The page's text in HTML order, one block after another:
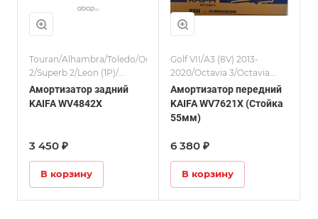
Touran/Alhambra/Toledo/Octavia
2/Superb 2/Leon (1P)/
Амортизаторы/Passat
(B6/B7, CC)/A3 (8P) 2004-
Амортизатор задний
KAIFA WV4842X
3 450 ₽
В корзину
Golf VII/A3 (8V) 2013-
2020/Octavia 3/Octavia
4/Leon (5F)/
Амортизаторы/Passat
(B8)/Superb 3
Амортизатор передний
KAIFA WV7621X (Стойка
55мм)
6 380 ₽
В корзину